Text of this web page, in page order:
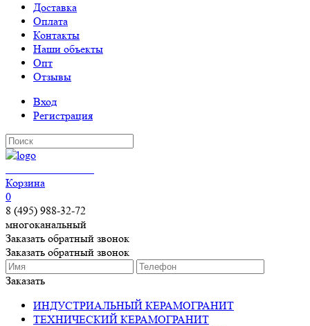
Доставка
Оплата
Контакты
Наши объекты
Опт
Отзывы
Вход
Регистрация
Корзина
0
8 (495) 988-32-72
многоканальный
Заказать обратный звонок
Заказать обратный звонок
Заказать
ИНДУСТРИАЛЬНЫЙ КЕРАМОГРАНИТ
ТЕХНИЧЕСКИЙ КЕРАМОГРАНИТ